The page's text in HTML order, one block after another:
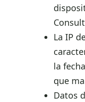
La IP
la
que
Datos